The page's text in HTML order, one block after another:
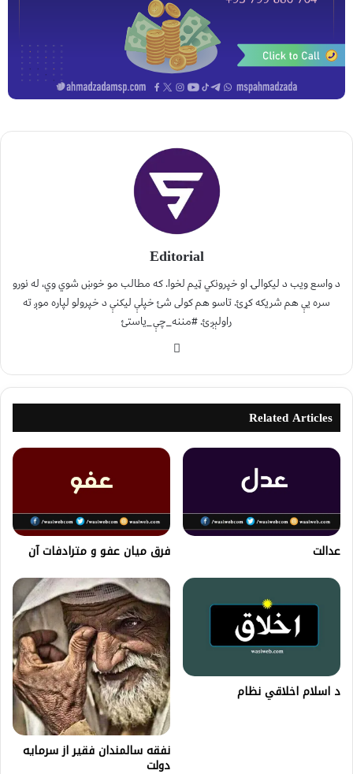
Editorial
د واسع ویب د لیکوالۍ او خپرونکي ټیم لخوا. که مطالب مو خوښ شوي وي، له نورو
سره یې هم شریکه کړئ. تاسو هم کولی شئ خپلې لیکنې د خپرولو لپاره موږ ته
راولېږئ. #مننه_چې_یاستئ
Related Articles
عدالت فرق میان عفو و مترادفات آن
د اسلام اخلاقي نظام
نفقه سالمندان فقیر از سرمایه
دولت